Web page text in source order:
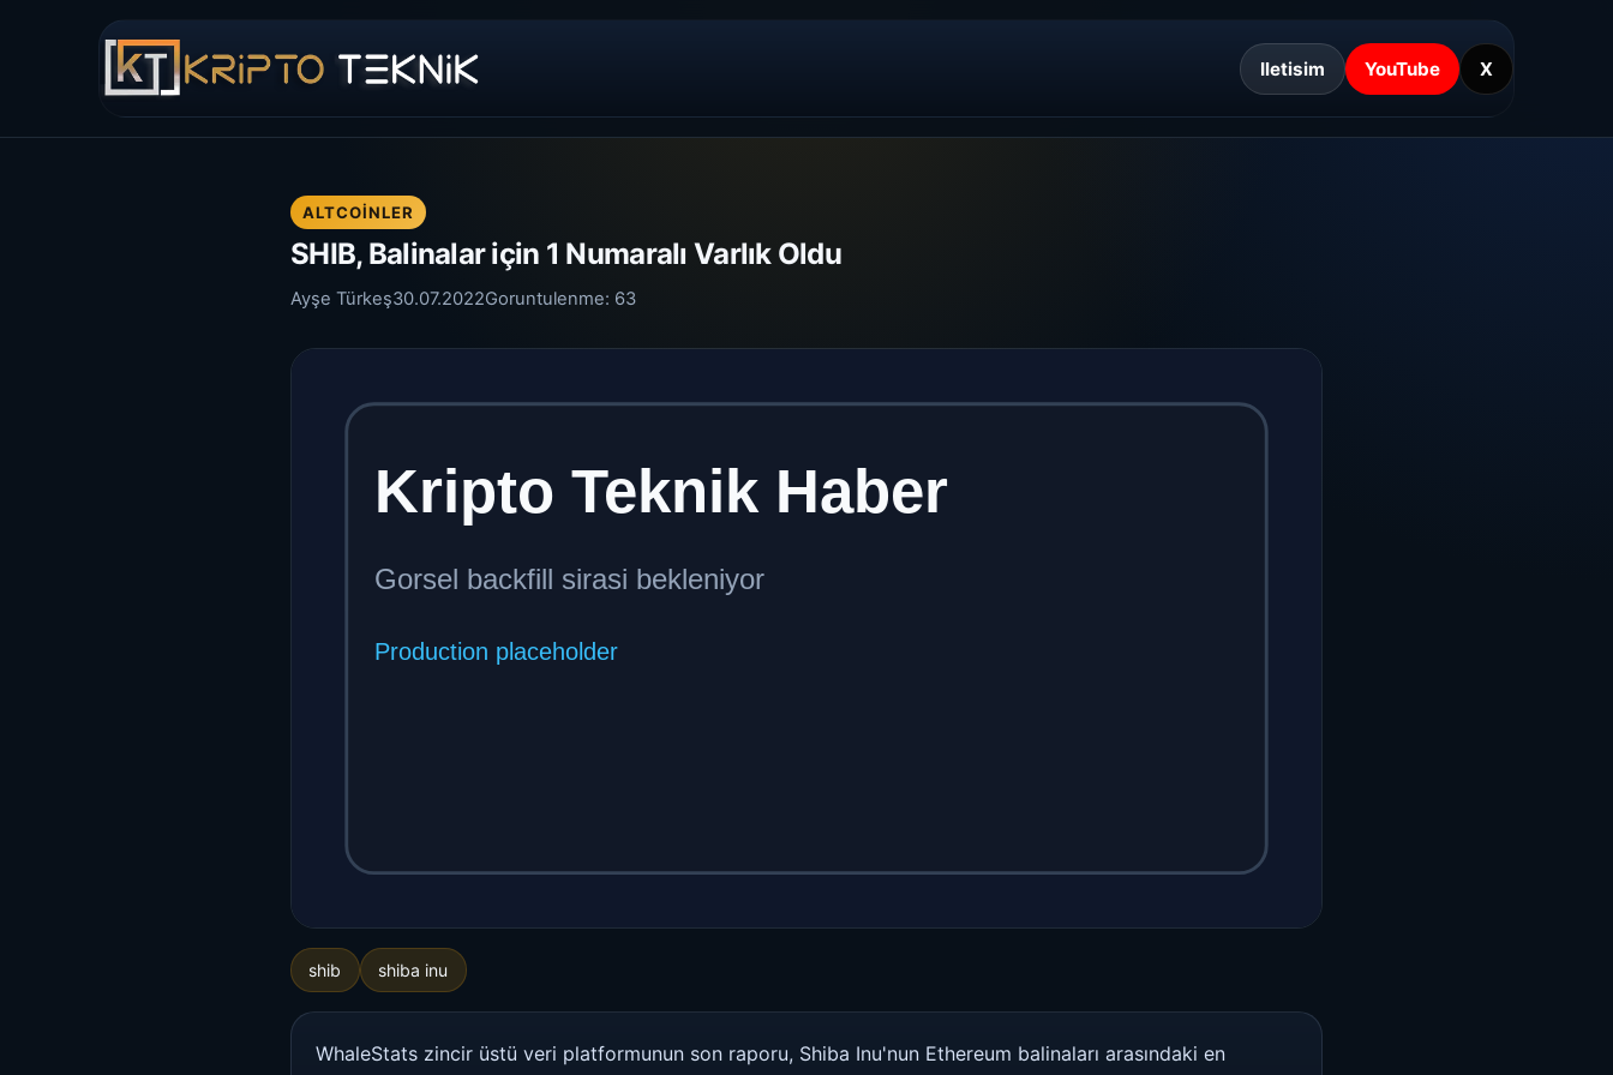
Iletisim YouTube X
ALTCOINLER
SHIB, Balinalar için 1 Numaralı Varlık Oldu
Ayşe Türkeş30.07.2022Goruntulenme: 63
shib shiba inu
WhaleStats zincir üstü veri platformunun son raporu, Shiba Inu'nun Ethereum balinaları arasındaki en